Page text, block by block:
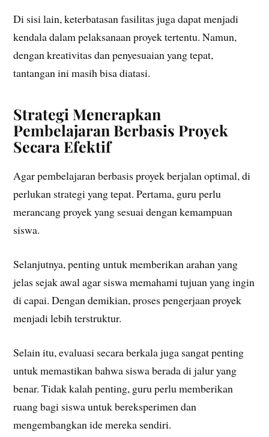
Di sisi lain, keterbatasan fasilitas juga dapat menjadi
kendala dalam pelaksanaan proyek tertentu. Namun,
dengan kreativitas dan penyesuaian yang tepat,
tantangan ini masih bisa diatasi.
Strategi Menerapkan
Pembelajaran Berbasis Proyek
Secara Efektif
Agar pembelajaran berbasis proyek berjalan optimal, di
perlukan strategi yang tepat. Pertama, guru perlu
merancang proyek yang sesuai dengan kemampuan
siswa.
Selanjutnya, penting untuk memberikan arahan yang
jelas sejak awal agar siswa memahami tujuan yang ingin
di capai. Dengan demikian, proses pengerjaan proyek
menjadi lebih terstruktur.
Selain itu, evaluasi secara berkala juga sangat penting
untuk memastikan bahwa siswa berada di jalur yang
benar. Tidak kalah penting, guru perlu memberikan
ruang bagi siswa untuk bereksperimen dan
mengembangkan ide mereka sendiri.